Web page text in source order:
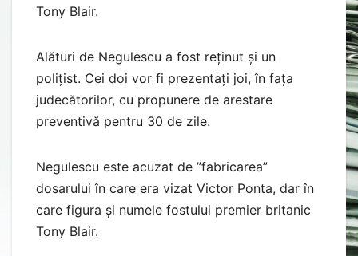
Tony Blair.
Alături de Negulescu a fost reținut și un
polițist. Cei doi vor fi prezentați joi, în fața
judecătorilor, cu propunere de arestare
preventivă pentru 30 de zile.
Negulescu este acuzat de ”fabricarea”
dosarului în care era vizat Victor Ponta, dar în
care figura și numele fostului premier britanic
Tony Blair.